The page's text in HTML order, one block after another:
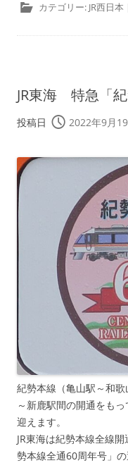
カテゴリー: JR西日本
JR東海 特急「紀
投稿日 2022年9月
紀勢本線（亀山駅～和
～新鹿駅間の開通をも
迎えます。
JR東海は紀勢本線全線
勢本線全通60周年号」の